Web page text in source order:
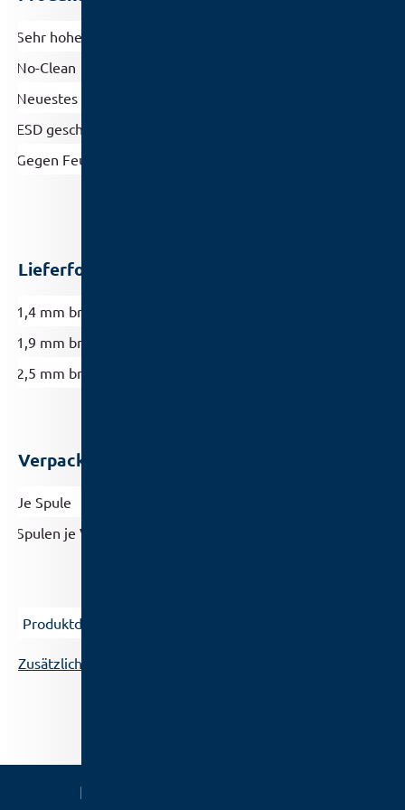
Sehr hohe Kapillarwirkung
No-Clean
Neuestes Herstellungsverfahren
ESD geschützt
Gegen Feuchtigkeit geschützt (Vakuumverpackt)
Lieferformen
1,4 mm breit
1,9 mm breit
2,5 mm breit
Verpackung
Je Spule
Spulen je Verpackungseinheit
Zusätzliche Dokumentation
Reiniger / SSP